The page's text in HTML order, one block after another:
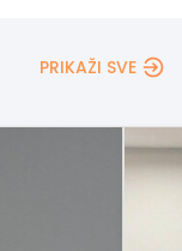
PRIKAŽI SVE